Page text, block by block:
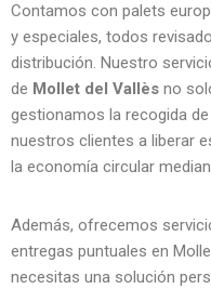
Contamos con palets
y especiales, todos
distribución. Nuestro
de Mollet del Vallès no
gestionamos la recogida
nuestros clientes a liberar
la economía circular
Además, ofrecemos
entregas puntuales en
necesitas una solución